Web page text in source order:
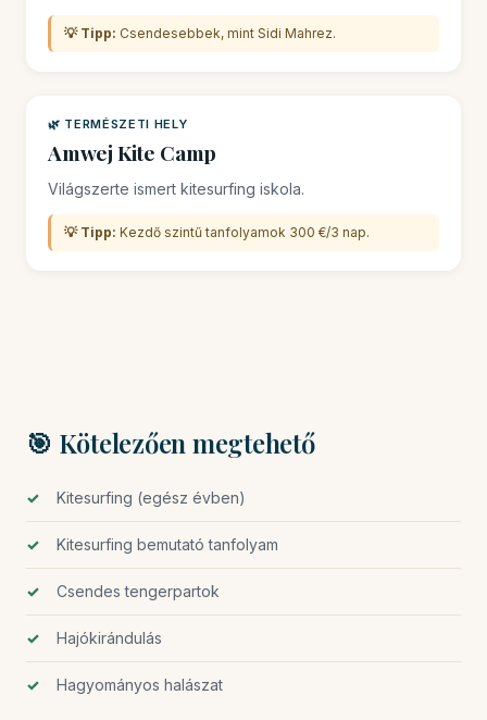
💡 Tipp: Csendesebbek, mint Sidi Mahrez.
🌿 TERMÉSZETI HELY
Amwej Kite Camp
Világszerte ismert kitesurfing iskola.
💡 Tipp: Kezdő szintű tanfolyamok 300 €/3 nap.
🎯 Kötelezően megtehető
Kitesurfing (egész évben)
Kitesurfing bemutató tanfolyam
Csendes tengerpartok
Hajókirándulás
Hagyományos halászat